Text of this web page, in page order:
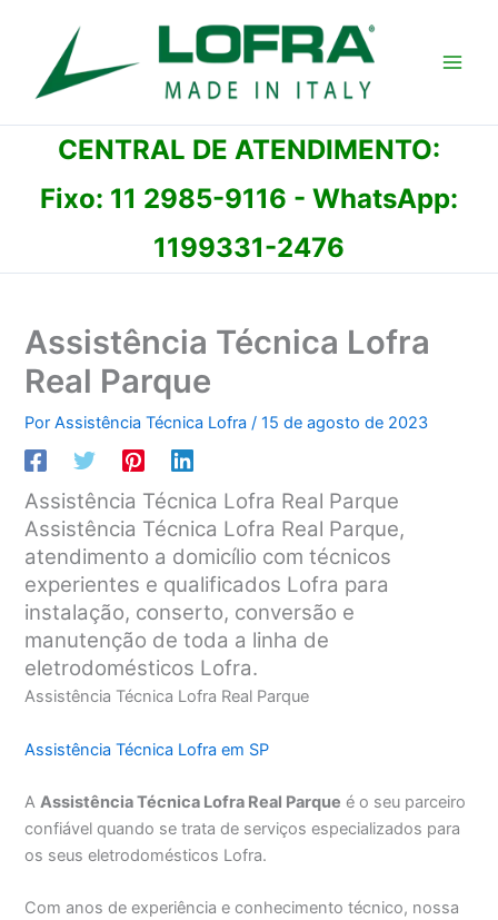
conteúdo
CENTRAL DE ATENDIMENTO:
Fixo: 11 2985-9116 - WhatsApp:
1199331-2476
Assistência Técnica Lofra
Real Parque
PorAssistência Técnica Lofra/15 de agosto de 2023
Assistência Técnica Lofra Real Parque
Assistência Técnica Lofra Real Parque,
atendimento a domicílio com técnicos
experientes e qualificados Lofra para
instalação, conserto, conversão e
manutenção de toda a linha de
eletrodomésticos Lofra.
Assistência Técnica Lofra Real Parque
Assistência Técnica Lofra em SP
AAssistência Técnica Lofra Real Parque é o seu parceiro
confiável quando se trata de serviços especializados para
os seus eletrodomésticos Lofra.
Com anos de experiência e conhecimento técnico, nossa